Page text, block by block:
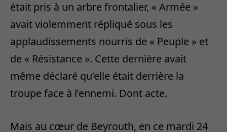
était pris à un arbre frontalier, « Armée »
avait violemment répliqué sous les
applaudissements nourris de « Peuple » et
de « Résistance ». Cette dernière avait
même déclaré qu’elle était derrière la
troupe face à l’ennemi. Dont acte.
Mais au cœur de Beyrouth, en ce mardi 24